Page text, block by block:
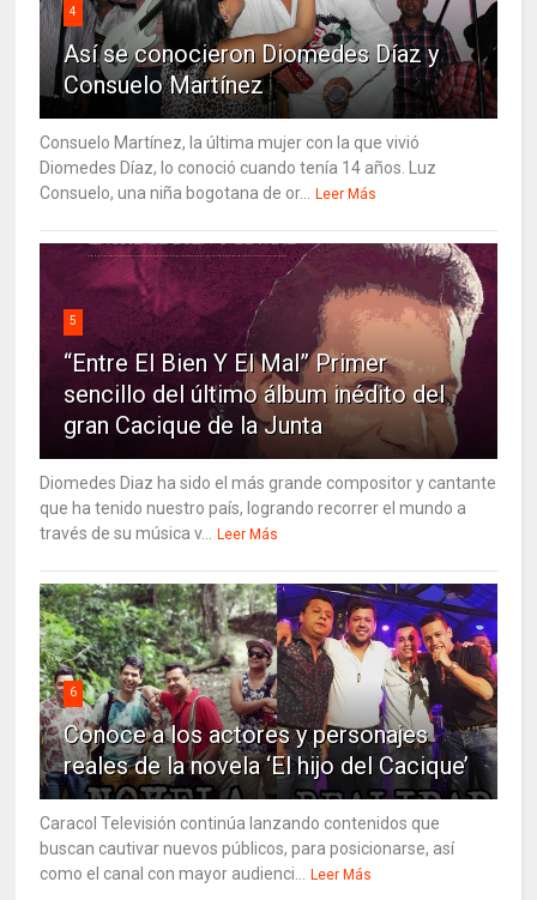
4
Así se conocieron Diomedes Díaz y
Consuelo Martínez
Consuelo Martínez, la última mujer con la que vivió
Diomedes Díaz, lo conoció cuando tenía 14 años. Luz
Consuelo, una niña bogotana de or... Leer Más
5
“Entre El Bien Y El Mal” Primer
sencillo del último álbum inédito del
gran Cacique de la Junta
Diomedes Diaz ha sido el más grande compositor y cantante
que ha tenido nuestro país, logrando recorrer el mundo a
través de su música v... Leer Más
6
Conoce a los actores y personajes
reales de la novela ‘El hijo del Cacique’
Caracol Televisión continúa lanzando contenidos que
buscan cautivar nuevos públicos, para posicionarse, así
como el canal con mayor audienci... Leer Más